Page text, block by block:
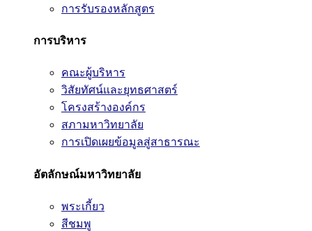
การรับรองหลักสูตร
การบริหาร
คณะผู้บริหาร
วิสัยทัศน์และยุทธศาสตร์
โครงสร้างองค์กร
สภามหาวิทยาลัย
การเปิดเผยข้อมูลสู่สาธารณะ
อัตลักษณ์มหาวิทยาลัย
พระเกี้ยว
สีชมพู